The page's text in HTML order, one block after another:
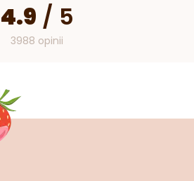
4.9 / 5
3988 opinii